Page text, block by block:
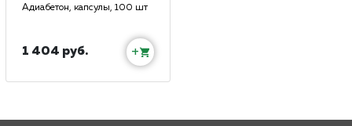
Адиабетон, капсулы, 100 шт
1 404 руб. +